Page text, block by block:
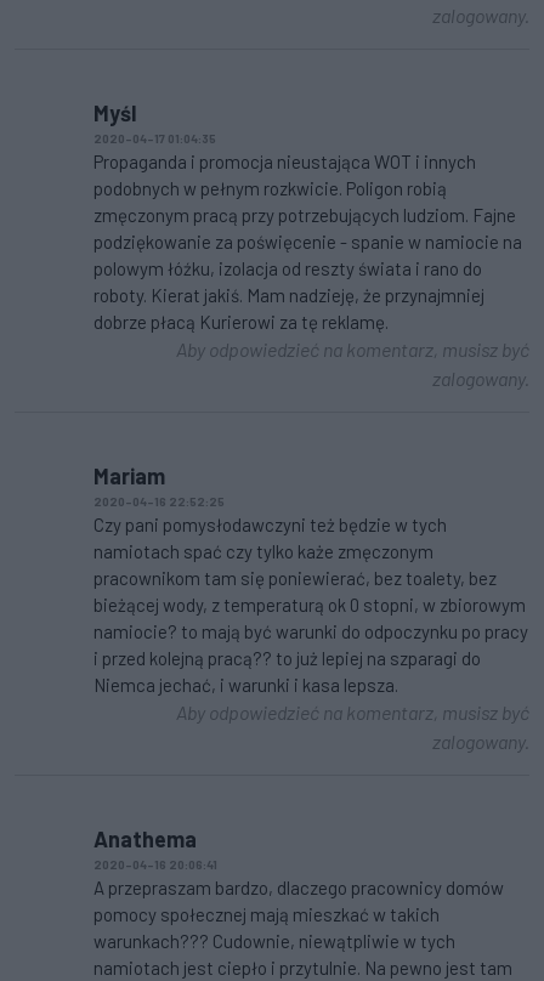
zalogowany.
Myśl
2020-04-17 01:04:35
Propaganda i promocja nieustająca WOT i innych
podobnych w pełnym rozkwicie. Poligon robią
zmęczonym pracą przy potrzebujących ludziom. Fajne
podziękowanie za poświęcenie - spanie w namiocie na
polowym łóźku, izolacja od reszty świata i rano do
roboty. Kierat jakiś. Mam nadzieję, że przynajmniej
dobrze płacą Kurierowi za tę reklamę.
Aby odpowiedzieć na komentarz, musisz być
zalogowany.
Mariam
2020-04-16 22:52:25
Czy pani pomysłodawczyni też będzie w tych
namiotach spać czy tylko każe zmęczonym
pracownikom tam się poniewierać, bez toalety, bez
bieżącej wody, z temperaturą ok 0 stopni, w zbiorowym
namiocie? to mają być warunki do odpoczynku po pracy
i przed kolejną pracą?? to już lepiej na szparagi do
Niemca jechać, i warunki i kasa lepsza.
Aby odpowiedzieć na komentarz, musisz być
zalogowany.
Anathema
2020-04-16 20:06:41
A przepraszam bardzo, dlaczego pracownicy domów
pomocy społecznej mają mieszkać w takich
warunkach??? Cudownie, niewątpliwie w tych
namiotach jest ciepło i przytulnie. Na pewno jest tam